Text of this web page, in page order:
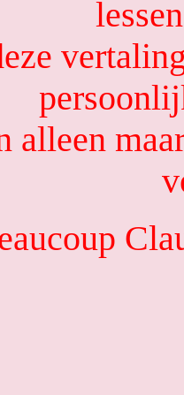
alleen